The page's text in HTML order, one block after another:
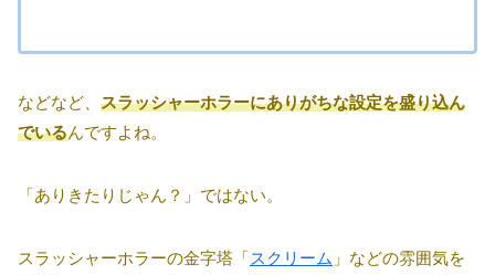
などなど、 スラッシャーホラーにありがちな設定を盛り込ん
でいるんですよね。
「ありきたりじゃん？」ではない。
スラッシャーホラーの金字塔「スクリーム 」などの雰囲気を